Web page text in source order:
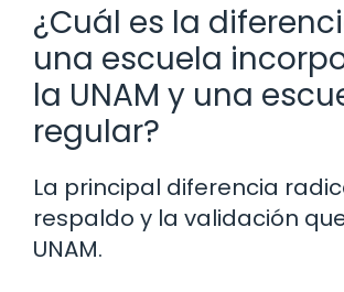
¿Cuál es la
una escuela
la UNAM y una
regular?
La principal diferencia
respaldo y la validación
UNAM.